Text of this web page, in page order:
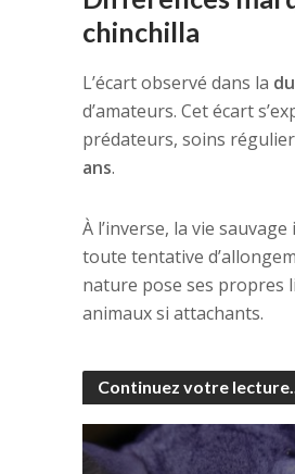
chinchilla
L’écart observé dans la
d’amateurs. Cet écart
prédateurs, soins
ans.
À l’inverse, la vie
toute tentative
nature pose ses propres
animaux si attachants.
Continuez votre lecture...